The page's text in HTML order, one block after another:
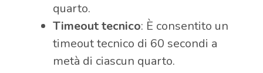
quarto.
Timeout tecnico: È consentito un
timeout tecnico di 60 secondi a
metà di ciascun quarto.